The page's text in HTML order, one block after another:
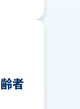
者